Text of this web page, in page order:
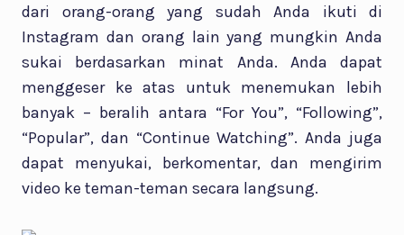
dari orang-orang yang sudah Anda ikuti di
Instagram dan orang lain yang mungkin Anda
sukai berdasarkan minat Anda. Anda dapat
menggeser ke atas untuk menemukan lebih
banyak – beralih antara “For You”, “Following”,
“Popular”, dan “Continue Watching”. Anda juga
dapat menyukai, berkomentar, dan mengirim
video ke teman-teman secara langsung.